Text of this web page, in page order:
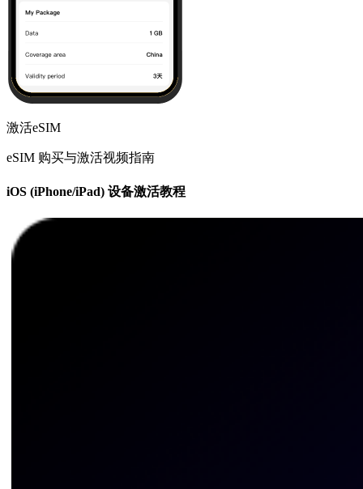
激活eSIM
eSIM 购买与激活视频指南
iOS (iPhone/iPad) 设备激活教程